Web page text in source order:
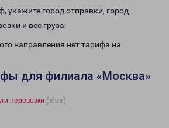
укажите город отправки, город
и вес груза.
направления нет тарифа на
для филиала «Москва»
перевозки (xlsx)